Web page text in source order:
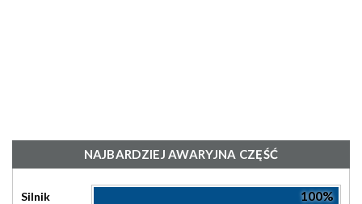
NAJBARDZIEJ AWARYJNA CZĘŚĆ
Silnik 100%